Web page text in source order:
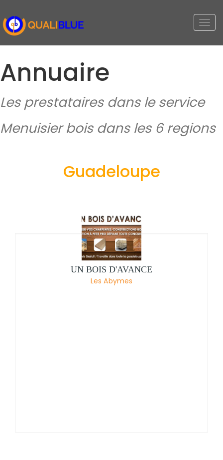
Annuaire
Les prestataires dans le service
Menuisier bois dans les 6 regions
Guadeloupe
UN BOIS D'AVANCE
Les Abymes